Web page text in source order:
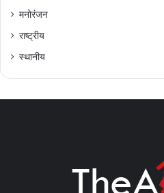
मनोरंजन
राष्ट्रीय
स्थानीय